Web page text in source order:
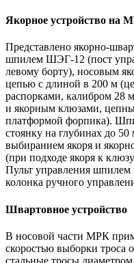
Якорное устройство на
Представлено якорно-
шпилем ШЭГ-12 (пост
левому борту), носовым
цепью с длиной в 200 м
распорками, калибром
и якорным клюзами,
платформой форпика).
стоянку на глубинах до
выбиранием якоря и
(при подходе якоря к
Пульт управления шпилем
колонка ручного
Швартовное устройство
В носовой части МРК
скоростью выборки троса
стальные тросы